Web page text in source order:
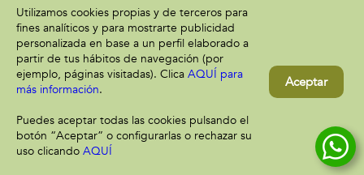
Información
Aviso legal
Política de privacidad
Política de cookies
Atención al cliente
Envío y devolución
Utilizamos cookies propias y de terceros para
fines analíticos y para mostrarte publicidad
personalizada en base a un perfil elaborado a
partir de tus hábitos de navegación (por
ejemplo, páginas visitadas). Clica AQUÍ para
más información.
Puedes aceptar todas las cookies pulsando el
botón “Aceptar” o configurarlas o rechazar su
uso clicando AQUÍ
Aceptar